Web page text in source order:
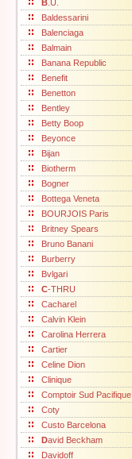
B .U.
Baldessarini
Balenciaga
Balmain
Banana Republic
Benefit
Benetton
Bentley
Betty Boop
Beyonce
Bijan
Biotherm
Bogner
Bottega Veneta
BOURJOIS Paris
Britney Spears
Bruno Banani
Burberry
Bvlgari
C-THRU
Cacharel
Calvin Klein
Carolina Herrera
Cartier
Celine Dion
Clinique
Comptoir Sud Pacifique
Coty
Custo Barcelona
David Beckham
Davidoff